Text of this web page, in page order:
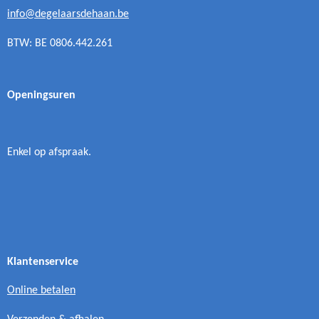
info@degelaarsdehaan.be
BTW: BE 0806.442.261
Openingsuren
Enkel op afspraak.
Klantenservice
Online betalen